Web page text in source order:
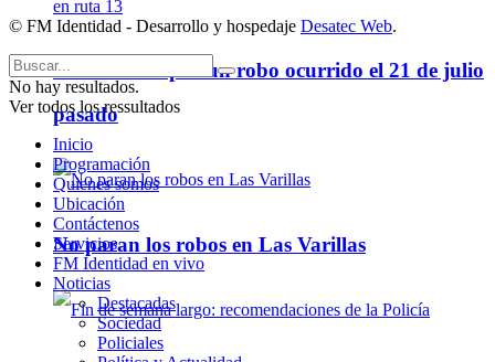
Un detenido por un robo ocurrido el 21 de julio
pasado
No paran los robos en Las Varillas
© FM Identidad - Desarrollo y hospedaje Desatec Web.
No hay resultados.
Ver todos los ressultados
Inicio
Programación
Quienes somos
Ubicación
Contáctenos
Servicios
FM Identidad en vivo
Noticias
Destacadas
Sociedad
Policiales